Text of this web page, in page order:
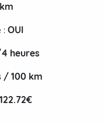
: OUI
heures
/ 100 km